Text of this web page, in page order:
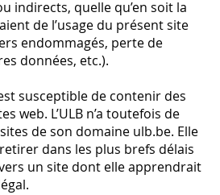
indirects, quelle qu’en soit la
de l’usage du présent site
endommagés, perte de
données, etc.).
susceptible de contenir des
web. L’ULB n’a toutefois de
de son domaine ulb.be. Elle
dans les plus brefs délais
un site dont elle apprendrait